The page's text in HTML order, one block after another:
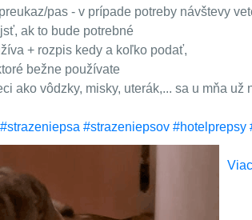
pas - v prípade potreby návštevy
ak to bude potrebné
+ rozpis kedy a koľko podať,
bežne používate
ako vôdzky, misky, uterák,... sa u mňa už
#strazeniepsa #strazeniepsov #hotelprepsy